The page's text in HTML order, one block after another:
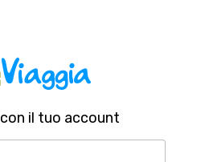
con il tuo account